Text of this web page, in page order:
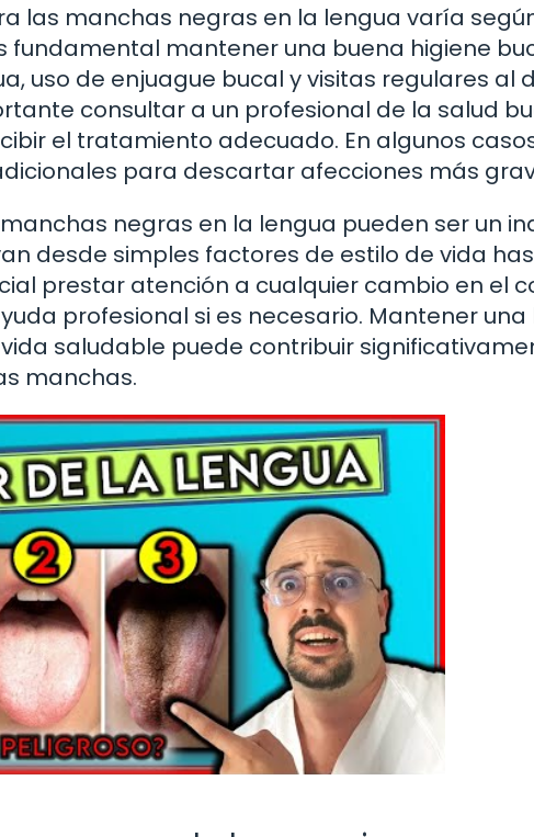
las manchas negras en la lengua varía
fundamental mantener una buena higiene
uso de enjuague bucal y visitas regulares al
consultar a un profesional de la salud
el tratamiento adecuado. En algunos
para descartar afecciones más
manchas negras en la lengua pueden ser un
desde simples factores de estilo de vida
prestar atención a cualquier cambio en el
profesional si es necesario. Mantener
saludable puede contribuir
manchas.